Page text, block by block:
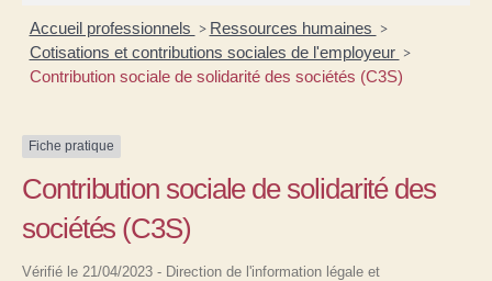
Accueil professionnels > Ressources humaines >
Cotisations et contributions sociales de l'employeur >
Contribution sociale de solidarité des sociétés (C3S)
Fiche pratique
Contribution sociale de solidarité des
sociétés (C3S)
Vérifié le 21/04/2023 - Direction de l'information légale et